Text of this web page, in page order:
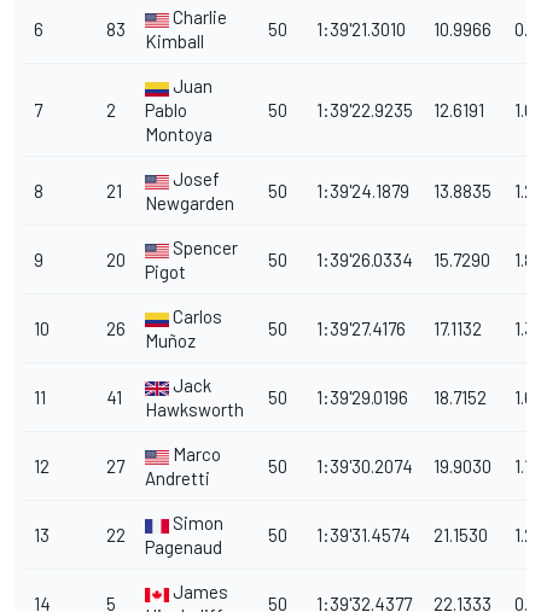
6 83
Charlie
Kimball
50 1:39'21.3010 10.9966
7 2
Juan
Pablo
Montoya
50 1:39'22.9235 12.6191
8 21
Josef
Newgarden
50 1:39'24.1879 13.8835
9 20
Spencer
Pigot
50 1:39'26.0334 15.7290
10 26
Carlos
Muñoz
50 1:39'27.4176 17.1132
11 41
Jack
Hawksworth
50 1:39'29.0196 18.7152
12 27
Marco
Andretti
50 1:39'30.2074 19.9030
13 22
Simon
Pagenaud
50 1:39'31.4574 21.1530
14 5
James
50 1:39'32.4377 22.1333